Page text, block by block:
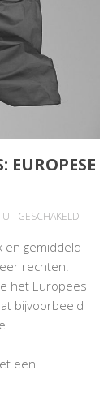
EUROPESE
UITGESCHAKELD
en gemiddeld
rechten.
het Europees
bijvoorbeeld
een